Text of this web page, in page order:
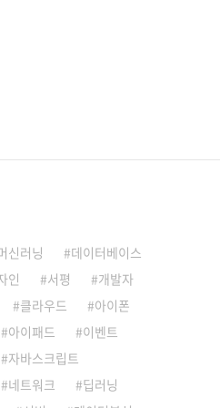
신러닝
데이터베이스
인 서평
개발자
클라우드
아이폰
아이패드
이벤트
자바스크립트
네트워크
딥러닝